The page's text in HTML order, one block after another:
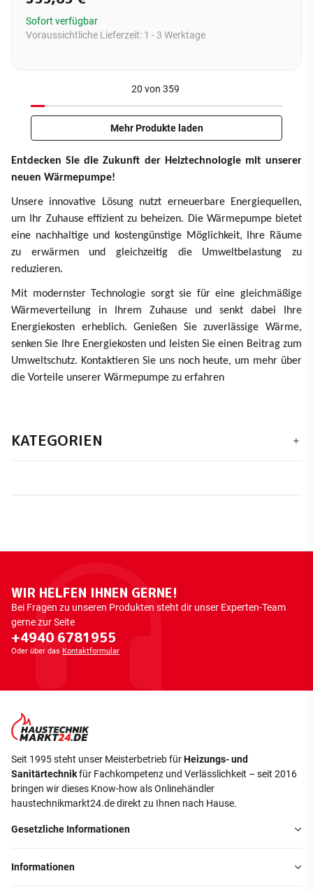
Sofort verfügbar
Voraussichtliche Lieferzeit: 1 - 3 Werktage
20 von 359
Mehr Produkte laden
Entdecken Sie die Zukunft der Heiztechnologie mit unserer
neuen Wärmepumpe!
Unsere innovative Lösung nutzt erneuerbare Energiequellen,
um Ihr Zuhause effizient zu beheizen. Die Wärmepumpe bietet
eine nachhaltige und kostengünstige Möglichkeit, Ihre Räume
zu erwärmen und gleichzeitig die Umweltbelastung zu
reduzieren.
Mit modernster Technologie sorgt sie für eine gleichmäßige
Wärmeverteilung in Ihrem Zuhause und senkt dabei Ihre
Energiekosten erheblich. Genießen Sie zuverlässige Wärme,
senken Sie Ihre Energiekosten und leisten Sie einen Beitrag zum
Umweltschutz. Kontaktieren Sie uns noch heute, um mehr über
die Vorteile unserer Wärmepumpe zu erfahren
KATEGORIEN
WIR HELFEN IHNEN GERNE!
Bei Fragen zu unseren Produkten steht dir unser Experten-Team
gerne zur Seite
+4940 6781955
Oder über das Kontaktformular
Seit 1995 steht unser Meisterbetrieb fürHeizungs- und
Sanitärtechnikfür Fachkompetenz und Verlässlichkeit – seit 2016
bringen wir dieses Know-how als Onlinehändler
haustechnikmarkt24.de direkt zu Ihnen nach Hause.
Gesetzliche Informationen
Informationen